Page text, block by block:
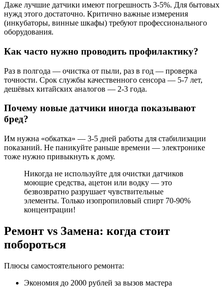
Даже лучшие датчики имеют погрешность 3-5%. Для бытовых
нужд этого достаточно. Критично важные измерения
(инкубаторы, винные шкафы) требуют профессионального
оборудования.
Как часто нужно проводить профилактику?
Раз в полгода — очистка от пыли, раз в год — проверка
точности. Срок службы качественного сенсора — 5-7 лет,
дешёвых китайских аналогов — 2-3 года.
Почему новые датчики иногда показывают
бред?
Им нужна «обкатка» — 3-5 дней работы для стабилизации
показаний. Не паникуйте раньше времени — электронике
тоже нужно привыкнуть к дому.
Никогда не используйте для очистки датчиков
моющие средства, ацетон или водку — это
безвозвратно разрушает чувствительные
элементы. Только изопропиловый спирт 70-90%
концентрации!
Ремонт vs Замена: когда стоит
побороться
Плюсы самостоятельного ремонта:
Экономия до 2000 рублей за вызов мастера